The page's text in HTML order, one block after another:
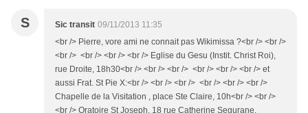
S Sic transit 09/11/2013 11:35
<br /> Pierre, vore ami ne connait pas Wikimissa ?<br /> <br />
<br /> <br /> <br /> <br /> Eglise du Gesu (Instit. Christ Roi),
rue Droite, 18h30<br /> <br /> <br /> <br /> <br /> <br /> et
aussi Frat. St Pie X:<br /> <br /> <br /> <br /> <br /> <br />
Chapelle de la Visitation , place Ste Claire, 10h<br /> <br />
<br /> Oratoire St Joseph, 18 rue Catherine Segurane,